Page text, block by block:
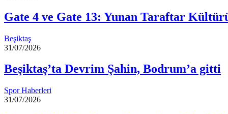
Gate 4 ve Gate 13: Yunan Taraftar
Beşiktaş
31/07/2026
Beşiktaş’ta Devrim Şahin, Bodrum’a gitti
Spor Haberleri
31/07/2026